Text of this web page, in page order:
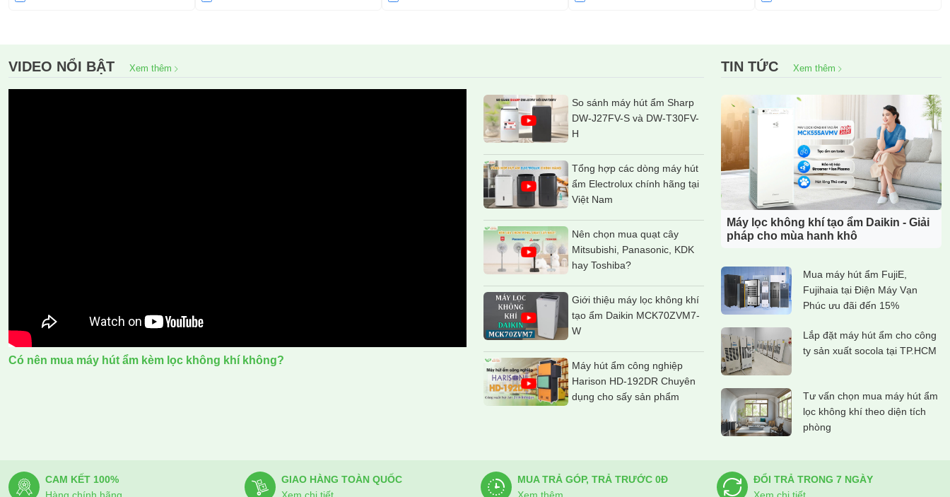
VIDEO NỔI BẬT Xem thêm
Có nên mua máy hút ẩm kèm lọc không khí không?
So sánh máy hút ẩm Sharp
DW-J27FV-S và DW-T30FV-
H
Tổng hợp các dòng máy hút
ẩm Electrolux chính hãng tại
Việt Nam
Nên chọn mua quạt cây
Mitsubishi, Panasonic, KDK
hay Toshiba?
Giới thiệu máy lọc không khí
tạo ẩm Daikin MCK70ZVM7-
W
Máy hút ẩm công nghiệp
Harison HD-192DR Chuyên
dụng cho sấy sản phẩm
TIN TỨC Xem thêm
Máy lọc không khí tạo ẩm Daikin - Giải
pháp cho mùa hanh khô
Mua máy hút ẩm FujiE,
Fujihaia tại Điện Máy Vạn
Phúc ưu đãi đến 15%
Lắp đặt máy hút ẩm cho công
ty sản xuất socola tại TP.HCM
Tư vấn chọn mua máy hút ẩm
lọc không khí theo diện tích
phòng
CAM KẾT 100%
GIAO HÀNG TOÀN QUỐC
MUA TRẢ GÓP, TRẢ TRƯỚC 0Đ
ĐỔI TRẢ TRONG 7 NGÀY